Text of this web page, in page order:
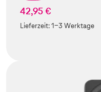
42,95 €
Lieferzeit:1-3 Werktage